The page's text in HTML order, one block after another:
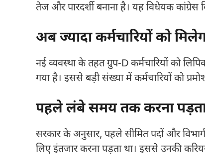
तेज और पारदर्शी बनाना है। यह विधेयक कांग्रेस
अब ज्यादा कर्मचारियों को
नई व्यवस्था के तहत ग्रुप-D कर्मचारियों को
गया है। इससे बड़ी संख्या में कर्मचारियों को
पहले लंबे समय तक करना
सरकार के अनुसार, पहले सीमित पदों और
लिए इंतजार करना पड़ता था। इससे उनकी करियर